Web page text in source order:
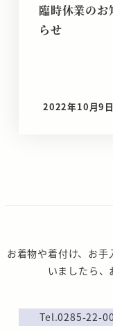
臨時休業のお
らせ
投稿日
2022年10月9日
お着物や着付け、お
いましたら、
Tel.0285-22-